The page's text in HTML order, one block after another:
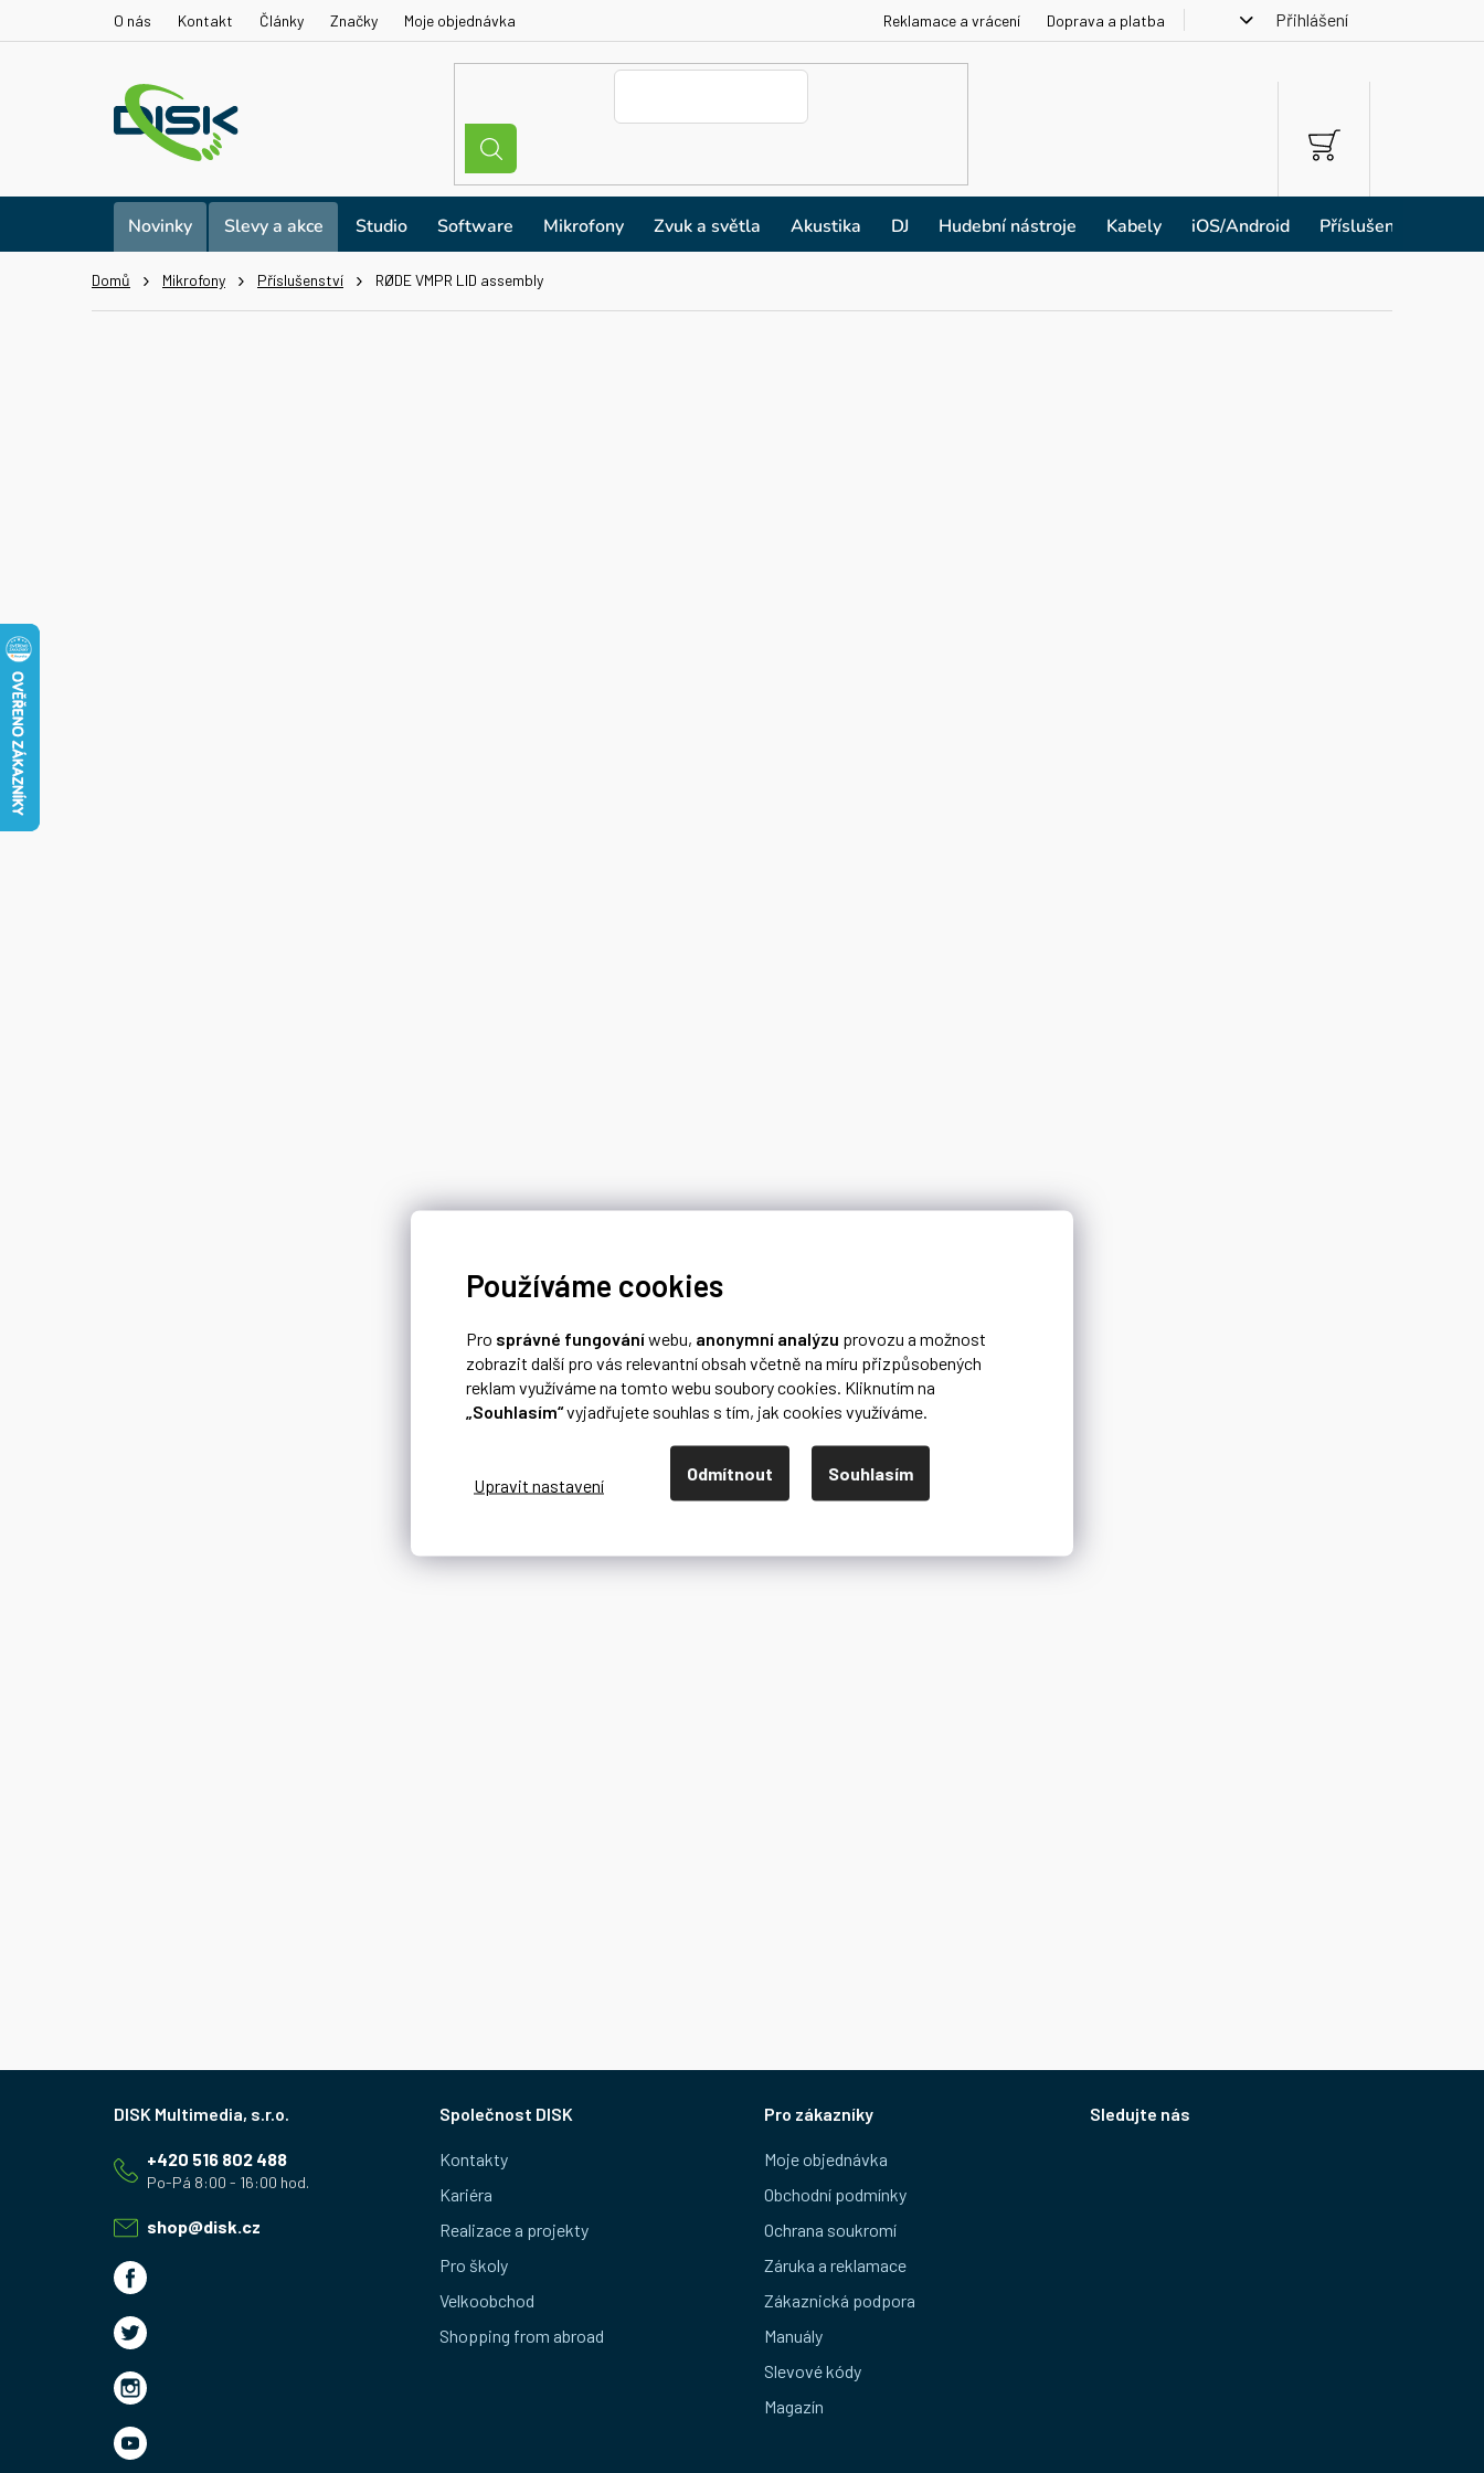
Používáme cookies
Pro správné fungováníwebu, anonymní analýzu provozu a možnost
zobrazit další pro vás relevantní obsah včetně na míru přizpůsobených
reklam využíváme na tomto webu soubory cookies. Kliknutím na
„Souhlasím“vyjadřujete souhlas s tím, jak cookies využíváme.
Odmítnout Souhlasím
O nás Kontakt Články Značky Moje objednávka Reklamace a vrácení Doprava a platba Přihlášení
NÁKUPNÍ
KOŠÍK
Novinky Slevy a akce Studio Software Mikrofony Zvuk a světla Akustika DJ Hudební nástroje Kabely iOS/Android Příslušenství
Domů Mikrofony Příslušenství RØDE VMPR LID assembly
shop@disk.cz
+420 516 802 488
Společnost DISK
Kontakty
Kariéra
Realizace a projekty
Pro školy
Velkoobchod
Shopping from abroad
Pro zákazníky
Moje objednávka
Obchodní podmínky
Ochrana soukromí
Záruka a reklamace
Zákaznická podpora
Manuály
Slevové kódy
Magazín
Sledujte nás